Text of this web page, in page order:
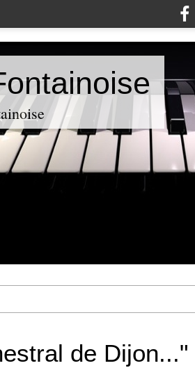
de Dijon..."